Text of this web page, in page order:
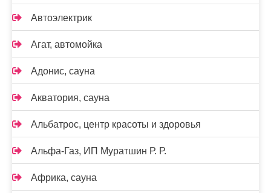
Автоэлектрик
Агат, автомойка
Адонис, сауна
Акватория, сауна
Альбатрос, центр красоты и здоровья
Альфа-Газ, ИП Муратшин Р. Р.
Африка, сауна